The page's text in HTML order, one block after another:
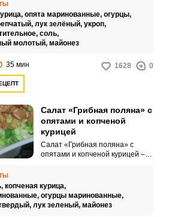
угощение для домашнего и
праздничного стола. Кроме того,
такое угощение отличается
питательными свойствами.
опята маринованные, огурцы,
лук зелёный, укроп,
соль,
молотый, майонез
35 мин 1628 0
Салат «Грибная поляна» с
опятами и копченой
курицей
Салат «Грибная поляна» с
опятами и копченой курицей –
исполнении кулинарный
вариант. Используйте наш
пошаговый рецепт с
копченая курица,
огурцы маринованные,
лук зеленый, майонез